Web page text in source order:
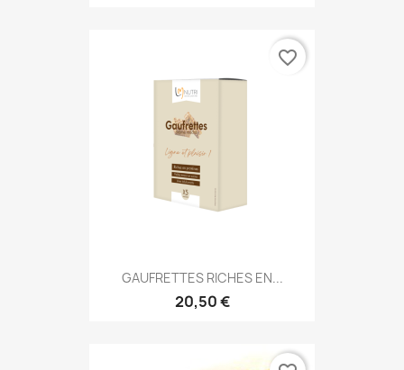
GAUFRETTES RICHES EN...
20,50 €
favorite_border